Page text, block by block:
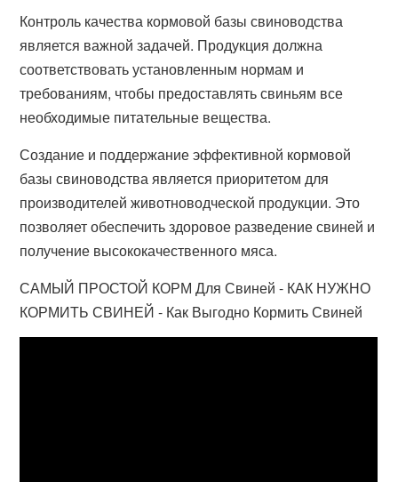
Контроль качества кормовой базы свиноводства
является важной задачей. Продукция должна
соответствовать установленным нормам и
требованиям, чтобы предоставлять свиньям все
необходимые питательные вещества.
Создание и поддержание эффективной кормовой
базы свиноводства является приоритетом для
производителей животноводческой продукции. Это
позволяет обеспечить здоровое разведение свиней и
получение высококачественного мяса.
САМЫЙ ПРОСТОЙ КОРМ Для Свиней - КАК НУЖНО
КОРМИТЬ СВИНЕЙ - Как Выгодно Кормить Свиней